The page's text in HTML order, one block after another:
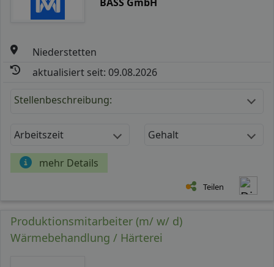
Niederstetten
aktualisiert seit: 09.08.2026
Stellenbeschreibung:
Arbeitszeit Gehalt
mehr Details
Teilen
Produktionsmitarbeiter (m/ w/ d)
Wärmebehandlung / Härterei